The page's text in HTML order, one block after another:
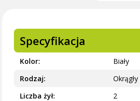
Specyfikacja
Kolor
Biały
Rodzaj
Okrągły
Liczba żył
2